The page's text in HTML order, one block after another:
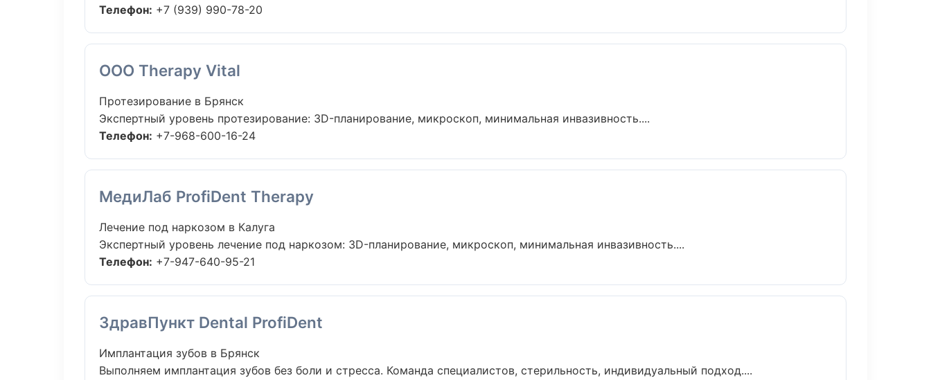
Телефон: +7 (939) 990-78-20
ООО Therapy Vital
Протезирование в Брянск
Экспертный уровень протезирование: 3D-планирование, микроскоп, минимальная инвазивность....
Телефон: +7-968-600-16-24
МедиЛаб ProfiDent Therapy
Лечение под наркозом в Калуга
Экспертный уровень лечение под наркозом: 3D-планирование, микроскоп, минимальная инвазивность....
Телефон: +7-947-640-95-21
ЗдравПункт Dental ProfiDent
Имплантация зубов в Брянск
Выполняем имплантация зубов без боли и стресса. Команда специалистов, стерильность, индивидуальный подход....